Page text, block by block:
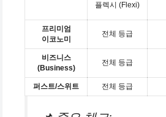
플렉시 (Flexi)
프리미엄
이코노미
전체 등급
비즈니스
(Business)
전체 등급
퍼스트/스위트 전체 등급